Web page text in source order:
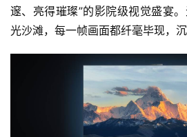
邃、亮得璀璨”的影院级视觉盛宴
光沙滩，每一帧画面都纤毫毕现，